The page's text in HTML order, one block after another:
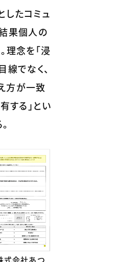
したコミュ
果個人の
理念を「浸
線でなく、
方が一致
する」とい
式会社あつ